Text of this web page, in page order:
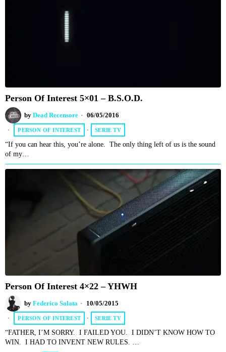
Person Of Interest 5×01 – B.S.O.D.
by Dead Recensore 06/05/2016
PERSON OF INTEREST · SERIE TV
“If you can hear this, you’re alone. The only thing left of us is the sound
of my…
Person Of Interest 4×22 – YHWH
by Federico Salata 10/05/2015
PERSON OF INTEREST · SERIE TV
“FATHER, I’M SORRY. I FAILED YOU. I DIDN’T KNOW HOW TO
WIN. I HAD TO INVENT NEW RULES. …